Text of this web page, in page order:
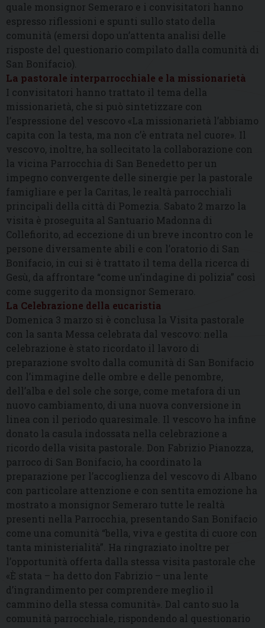
quale monsignor Semeraro e i convisitatori hanno
espresso riflessioni e spunti sullo stato della
comunità (emersi dopo un’attenta analisi delle
risposte del questionario compilato dalla comunità di
San Bonifacio).
La pastorale interparrocchiale e la missionarietà
I convisitatori hanno trattato il tema della
missionarietà, che si può sintetizzare con
l’espressione del vescovo «La missionarietà l’abbiamo
capita con la testa, ma non c’è entrata nel cuore». Il
vescovo, inoltre, ha sollecitato la collaborazione con
la vicina Parrocchia di San Benedetto per un
impegno convergente delle sinergie per la pastorale
famigliare e per la Caritas, le realtà parrocchiali
principali della città di Pomezia. Sabato 2 marzo la
visita è proseguita al Santuario Madonna di
Collefiorito, ad eccezione di un breve incontro con le
persone diversamente abili e con l’oratorio di San
Bonifacio, in cui si è trattato il tema della ricerca di
Gesù, da affrontare “come un’indagine di polizia” così
come suggerito da monsignor Semeraro.
La Celebrazione della eucaristia
Domenica 3 marzo si è conclusa la Visita pastorale
con la santa Messa celebrata dal vescovo: nella
celebrazione è stato ricordato il lavoro di
preparazione svolto dalla comunità di San Bonifacio
con l’immagine delle ombre e delle penombre,
dell’alba e del sole che sorge, come metafora di un
nuovo cambiamento, di una nuova conversione in
linea con il periodo quaresimale. Il vescovo ha infine
donato la casula indossata nella celebrazione a
ricordo della visita pastorale. Don Fabrizio Pianozza,
parroco di San Bonifacio, ha coordinato la
preparazione per l’accoglienza del vescovo di Albano
con particolare attenzione e con sentita emozione ha
mostrato a monsignor Semeraro tutte le realtà
presenti nella Parrocchia, presentando San Bonifacio
come una comunità “bella, viva e gestita di cuore con
tanta ministerialità”. Ha ringraziato inoltre per
l’opportunità offerta dalla stessa visita pastorale che
«È stata – ha detto don Fabrizio – una lente
d’ingrandimento per comprendere meglio il
cammino della stessa comunità». Dal canto suo la
comunità parrocchiale, rispondendo al questionario